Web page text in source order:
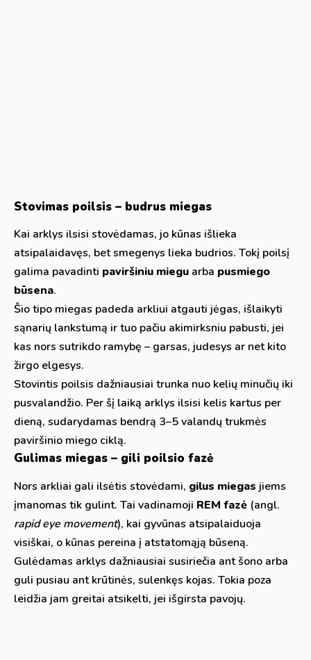
Stovimas poilsis – budrus miegas
Kai arklys ilsisi stovėdamas, jo kūnas išlieka
atsipalaidavęs, bet smegenys lieka budrios. Tokį poilsį
galima pavadinti paviršiniu miegu arba pusmiego
būsena.
Šio tipo miegas padeda arkliui atgauti jėgas, išlaikyti
sąnarių lankstumą ir tuo pačiu akimirksniu pabusti, jei
kas nors sutrikdo ramybę – garsas, judesys ar net kito
žirgo elgesys.
Stovintis poilsis dažniausiai trunka nuo kelių minučių iki
pusvalandžio. Per šį laiką arklys ilsisi kelis kartus per
dieną, sudarydamas bendrą 3–5 valandų trukmės
paviršinio miego ciklą.
Gulimas miegas – gili poilsio fazė
Nors arkliai gali ilsėtis stovėdami, gilus miegas jiems
įmanomas tik gulint. Tai vadinamoji REM fazė (angl.
rapid eye movement), kai gyvūnas atsipalaiduoja
visiškai, o kūnas pereina į atstatomąją būseną.
Gulėdamas arklys dažniausiai susiriečia ant šono arba
guli pusiau ant krūtinės, sulenkęs kojas. Tokia poza
leidžia jam greitai atsikelti, jei išgirsta pavojų.